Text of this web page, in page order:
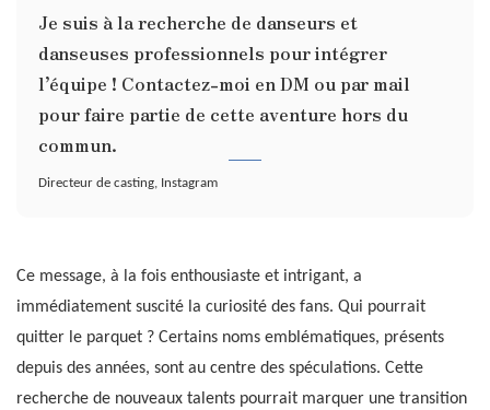
Je suis à la recherche de danseurs et
danseuses professionnels pour intégrer
l’équipe ! Contactez-moi en DM ou par mail
pour faire partie de cette aventure hors du
commun.
Directeur de casting, Instagram
Ce message, à la fois enthousiaste et intrigant, a
immédiatement suscité la curiosité des fans. Qui pourrait
quitter le parquet ? Certains noms emblématiques, présents
depuis des années, sont au centre des spéculations. Cette
recherche de nouveaux talents pourrait marquer une transition